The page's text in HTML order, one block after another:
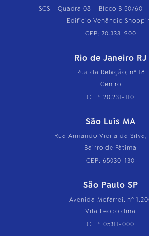
SCS - Quadra 08 - Bloco B 50/60 -
Edifício Venâncio
CEP: 70.333-900
Rio de Janeiro RJ
Rua da Relação, nº 18
Centro
CEP: 20.231-110
São Luís MA
Rua Armando Vieira da Silva,
Bairro de Fátima
CEP: 65030-130
São Paulo SP
Avenida Mofarrej, nº
Vila Leopoldina
CEP: 05311-000